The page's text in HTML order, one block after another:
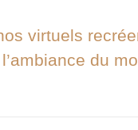
virtuels
du